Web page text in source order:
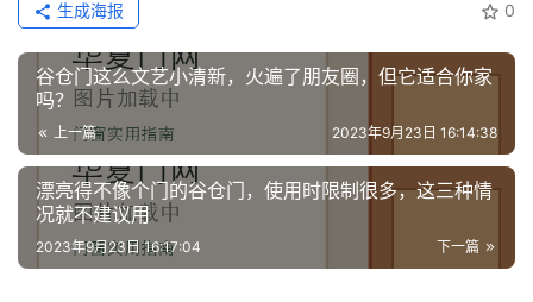
0
生成海报
谷仓门这么文艺小清新，火遍了朋友圈，但它适合你家
吗？
上一篇 2023年9月23日 16:14:38
漂亮得不像个门的谷仓门，使用时限制很多，这三种情
况就不建议用
下一篇
2023年9月23日 16:17:04